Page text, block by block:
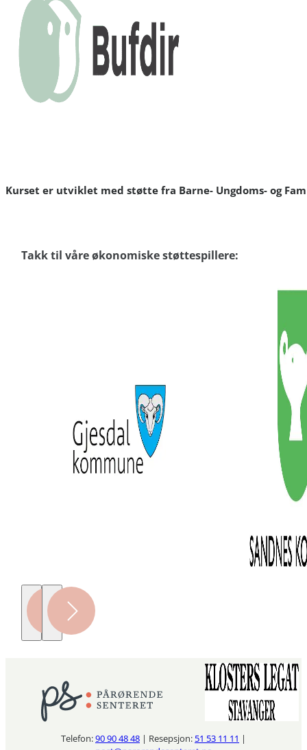
Kurset er utviklet med støtte fra Barne- Ungdoms- og
Takk til våre økonomiske støttespillere:
Telefon:90 90 48 48 | Resepsjon: 51 53 11 11 |